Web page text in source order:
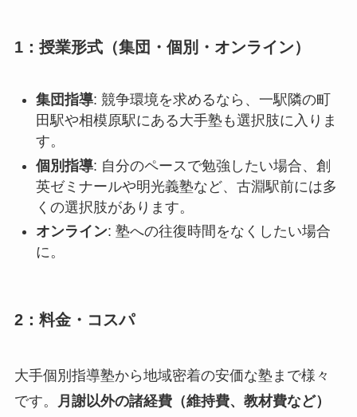
1：授業形式（集団・個別・オンライン）
集団指導: 競争環境を求めるなら、一駅隣の町
田駅や相模原駅にある大手塾も選択肢に入りま
す。
個別指導: 自分のペースで勉強したい場合、創
英ゼミナールや明光義塾など、古淵駅前には多
くの選択肢があります。
オンライン: 塾への往復時間をなくしたい場合
に。
2：料金・コスパ
大手個別指導塾から地域密着の安価な塾まで様々
です。
月謝以外の諸経費（維持費、教材費など）